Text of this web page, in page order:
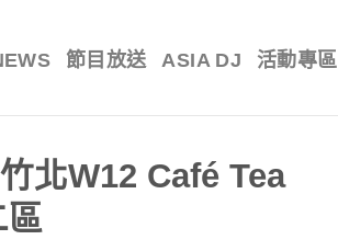
節目放送 ASIA DJ 活動專區
北W12 Café Tea
區